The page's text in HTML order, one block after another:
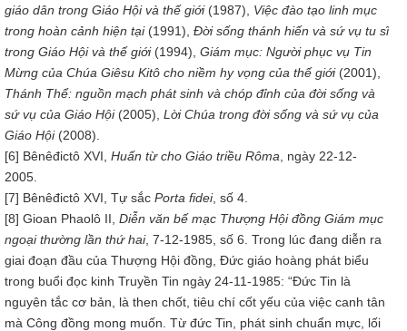
giáo dân trong Giáo Hội và thế giới(1987), Việc đào tạo linh mục
trong hoàn cảnh hiện tại(1991), Đời sống thánh hiến và sứ vụ tu sĩ
trong Giáo Hội và thế giới(1994), Giám mục: Người phục vụ Tin
Mừng của Chúa Giêsu Kitô cho niềm hy vọng của thế giới(2001),
Thánh Thể: nguồn mạch phát sinh và chóp đỉnh của đời sống và
sứ vụ của Giáo Hội(2005), Lời Chúa trong đời sống và sứ vụ của
Giáo Hội(2008).
[6] Bênêđictô XVI, Huấn từ cho Giáo triều Rôma , ngày 22-12-
2005.
[7] Bênêđictô XVI, Tự sắc Porta fidei, số 4.
[8] Gioan Phaolô II, Diễn văn bế mạc Thượng Hội đồng Giám mục
ngoạithường lần thứ hai, 7-12-1985, số 6. Trong lúc đang diễn ra
giai đoạn đầu của Thượng Hội đồng, Đức giáo hoàng phát biểu
trong buổi đọc kinh Truyền Tin ngày 24-11-1985: “Đức Tin là
nguyên tắc cơ bản, là then chốt, tiêu chí cốt yếu của việc canh tân
mà Công đồng mong muốn. Từ đức Tin, phát sinh chuẩn mực, lối